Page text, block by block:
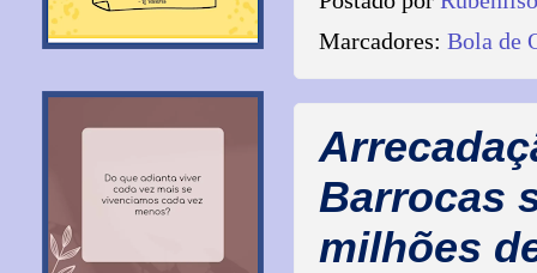
Marcadores: Bola de
Barrocas
milhões